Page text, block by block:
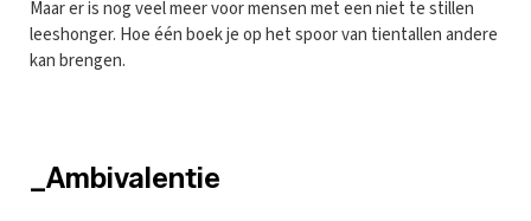
Maar er is nog veel meer voor mensen met een niet te stillen
leeshonger. Hoe één boek je op het spoor van tientallen andere
kan brengen.
_Ambivalentie